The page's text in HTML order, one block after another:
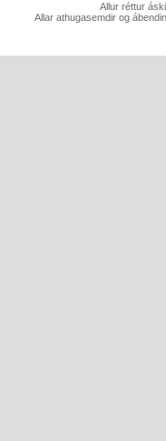
Allur réttur
Allar athugasemdir og